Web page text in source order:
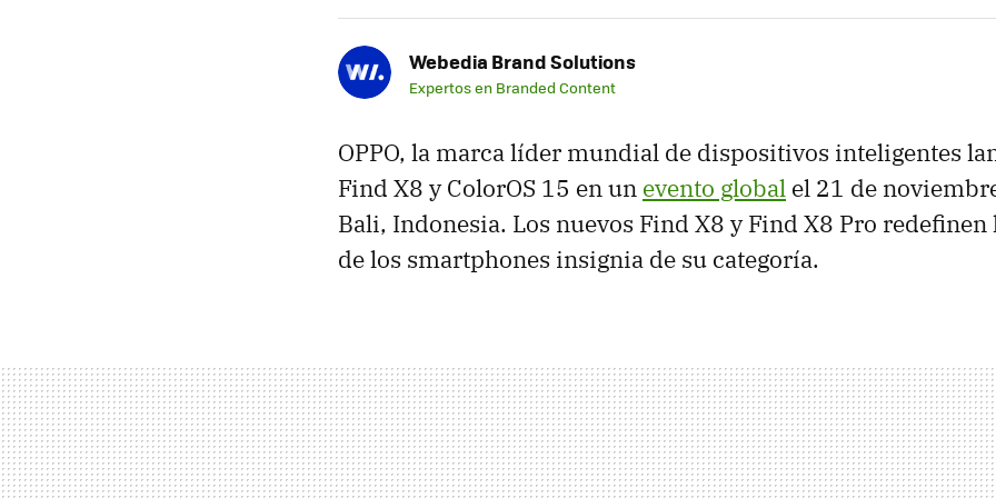
Webedia Brand Solutions
Expertos en Branded Content
OPPO, la marca líder mundial de dispositivos inteligentes
Find X8 y ColorOS 15 en un evento global el 21 de
Bali, Indonesia. Los nuevos Find X8 y Find X8 Pro redefinen
de los smartphones insignia de su categoría.